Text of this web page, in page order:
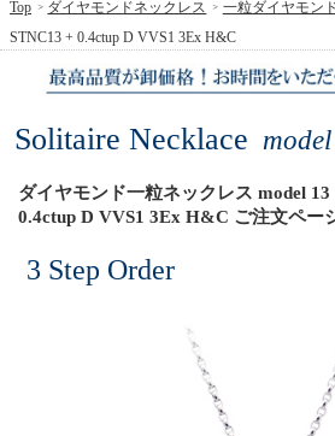
Solitaire Necklace
ダイヤモンド一粒ネックレス model 13
0.4ctup D VVS1 3Ex H&C ご注文ペー
3 Step Order
Top ダイヤモンドネックレス 一粒ダイヤモン
STNC13 + 0.4ctup D VVS1 3Ex H&C